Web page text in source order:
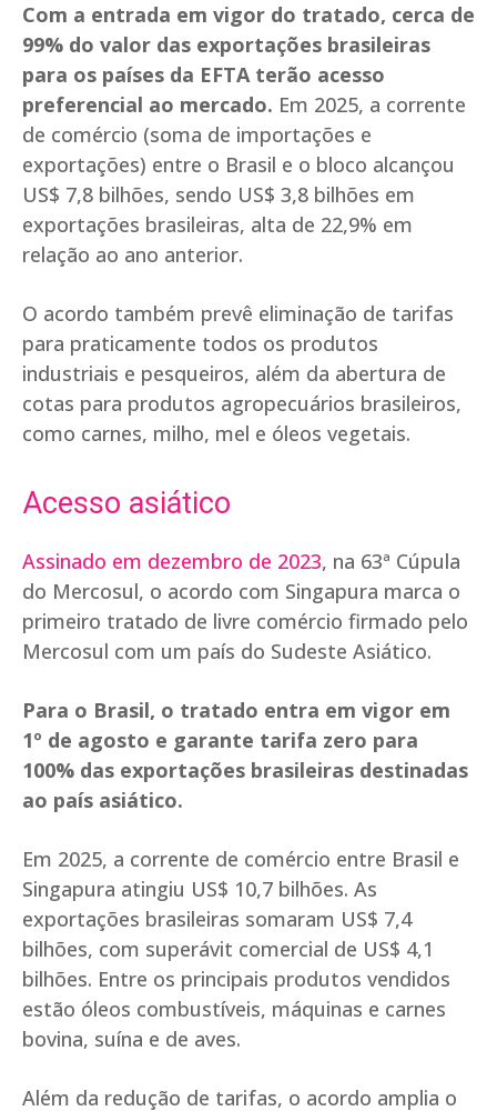
Com a entrada em vigor do tratado, cerca de
99% do valor das exportações brasileiras
para os países da EFTA terão acesso
preferencial ao mercado. Em 2025, a corrente
de comércio (soma de importações e
exportações) entre o Brasil e o bloco alcançou
US$ 7,8 bilhões, sendo US$ 3,8 bilhões em
exportações brasileiras, alta de 22,9% em
relação ao ano anterior.
O acordo também prevê eliminação de tarifas
para praticamente todos os produtos
industriais e pesqueiros, além da abertura de
cotas para produtos agropecuários brasileiros,
como carnes, milho, mel e óleos vegetais.
Acesso asiático
Assinado em dezembro de 2023, na 63ª Cúpula
do Mercosul, o acordo com Singapura marca o
primeiro tratado de livre comércio firmado pelo
Mercosul com um país do Sudeste Asiático.
Para o Brasil, o tratado entra em vigor em
1º de agosto e garante tarifa zero para
100% das exportações brasileiras destinadas
ao país asiático.
Em 2025, a corrente de comércio entre Brasil e
Singapura atingiu US$ 10,7 bilhões. As
exportações brasileiras somaram US$ 7,4
bilhões, com superávit comercial de US$ 4,1
bilhões. Entre os principais produtos vendidos
estão óleos combustíveis, máquinas e carnes
bovina, suína e de aves.
Além da redução de tarifas, o acordo amplia o